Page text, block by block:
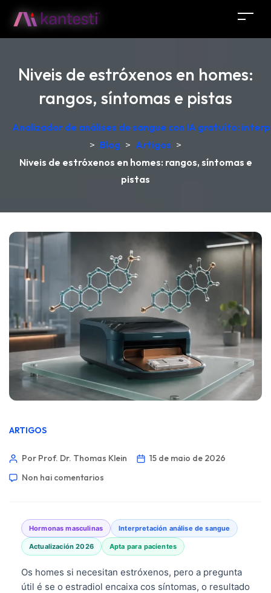
Niveis de estróxenos en homes:
rangos, síntomas e pistas
Analizador de análises de sangue con IA gratuíto:
> Blog > Artigos >
Niveis de estróxenos en homes: rangos, síntomas e
pistas
ARTIGOS
Por Prof. Dr. Thomas Klein
15 de maio de 2026
Non hai comentarios
Hormonas masculinas Interpretación análise de sangue
Actualización 2026 Apta para pacientes
Os homes si necesitan estróxenos, pero a pregunta
útil é se o estradiol encaixa cos síntomas, o resultado